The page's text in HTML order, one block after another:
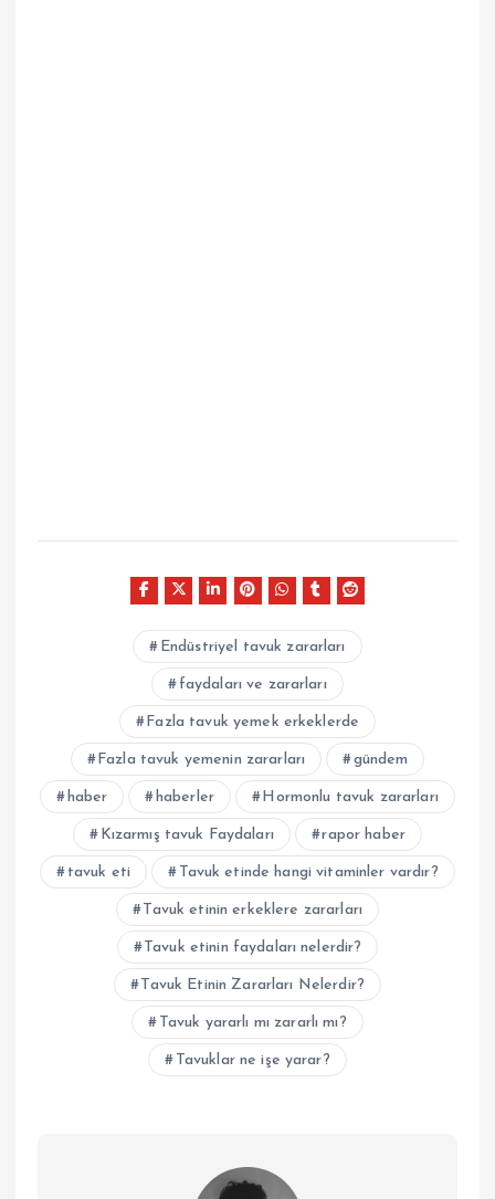
Endüstriyel tavuk zararları
faydaları ve zararları
Fazla tavuk yemek erkeklerde
Fazla tavuk yemenin zararları gündem
haber haberler Hormonlu tavuk zararları
Kızarmış tavuk Faydaları rapor haber
tavuk eti Tavuk etinde hangi vitaminler vardır?
Tavuk etinin erkeklere zararları
Tavuk etinin faydaları nelerdir?
Tavuk Etinin Zararları Nelerdir?
Tavuk yararlı mı zararlı mı?
Tavuklar ne işe yarar?